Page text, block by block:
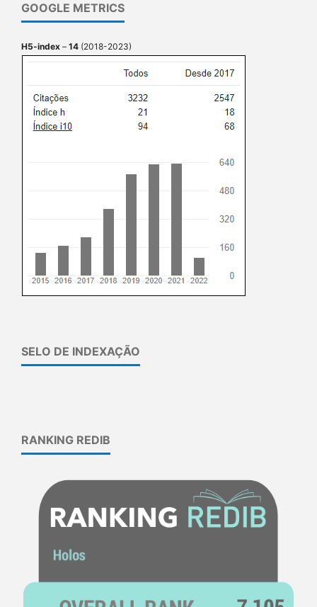
GOOGLE METRICS
H5-index – 14 (2018-2023)
SELO DE INDEXAÇÃO
RANKING REDIB